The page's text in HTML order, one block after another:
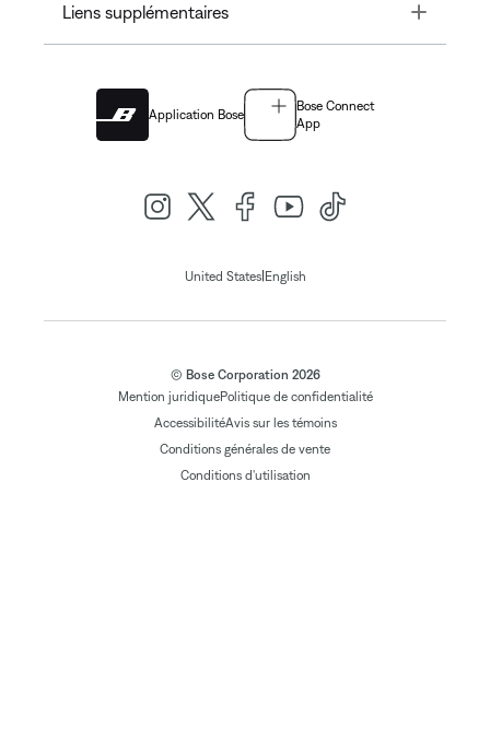
Liens supplémentaires Toggle
Application Bose
Bose Connect
App
United States| English
© Bose Corporation 2026
Mention juridiquePolitique de confidentialité
AccessibilitéAvis sur les témoins
Conditions générales de vente
Conditions d'utilisation